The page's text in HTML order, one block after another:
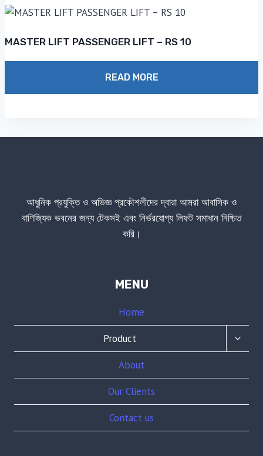
MASTER LIFT PASSENGER LIFT – RS 10
READ MORE
আধুনিক প্রযুক্তি ও অভিজ্ঞ প্রকৌশলীদের দ্বারা আমরা আবাসিক ও
বাণিজ্যিক ভবনের জন্য টেকসই এবং নির্ভরযোগ্য লিফট সমাধান নিশ্চিত
করি।
MENU
Home
Product
About
Our Clients
Contact us